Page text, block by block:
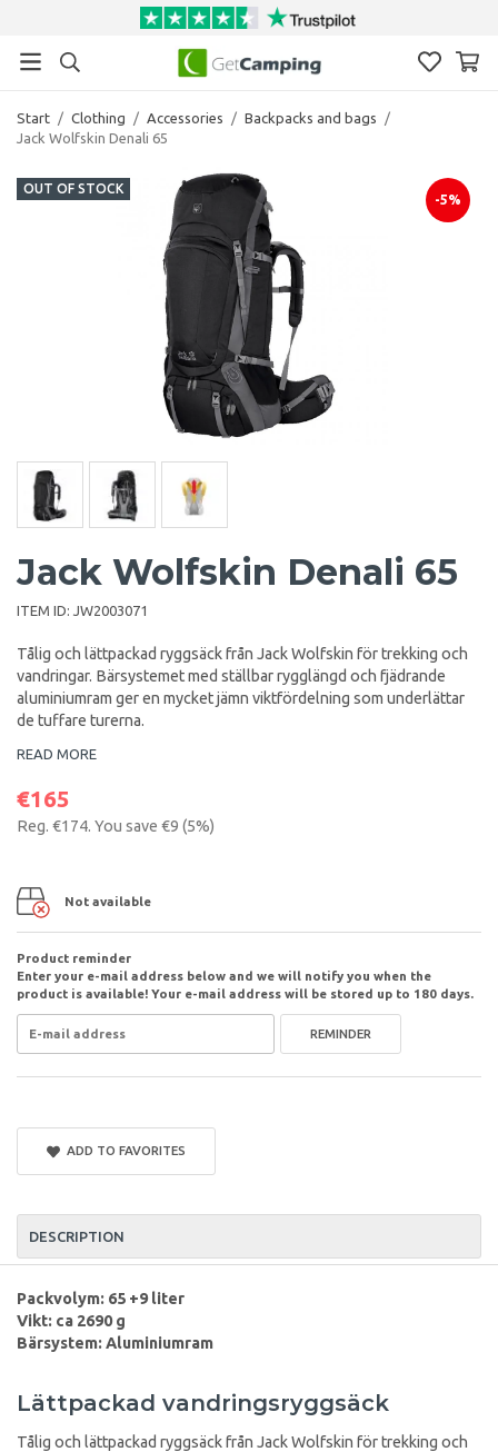
Start / Clothing / Accessories / Backpacks and bags
/
Jack Wolfskin Denali 65
OUT OF STOCK
-5%
Jack Wolfskin Denali 65
ITEM ID: JW2003071
Tålig och lättpackad ryggsäck från Jack Wolfskin för trekking och
vandringar. Bärsystemet med ställbar rygglängd och fjädrande
aluminiumram ger en mycket jämn viktfördelning som underlättar
de tuffare turerna.
READ MORE
€165
Reg. €174. You save €9 (5%)
Not available
Product reminder
Enter your e-mail address below and we will notify you when the
product is available! Your e-mail address will be stored up to 180 days.
REMINDER
ADD TO FAVORITES
DESCRIPTION
Packvolym: 65 +9 liter
Vikt: ca 2690 g
Bärsystem: Aluminiumram
Lättpackad vandringsryggsäck
Tålig och lättpackad ryggsäck från Jack Wolfskin för trekking och